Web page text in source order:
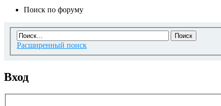
Поиск по форуму
Расширенный поиск
Вход